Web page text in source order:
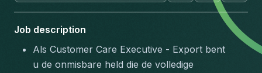
Job description
Als Customer Care Executive - Export bent
u de onmisbare held die de volledige